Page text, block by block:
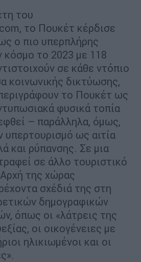
του
το Πουκέτ κέρδισε
ο πιο υπερπλήρης
κόσμο το 2023 με 118
σε κάθε ντόπιο
κοινωνικής δικτύωσης,
το Πουκέτ ως
φυσικά τοπία
– παράλληλα, όμως,
υπερτουρισμό ως αιτία
και ρύπανσης. Σε μια
σε άλλο τουριστικό
της χώρας
σχέδιά της στη
δημογραφικών
όπως οι «λάτρεις της
οι οικογένειες με
ηλικιωμένοι και οι